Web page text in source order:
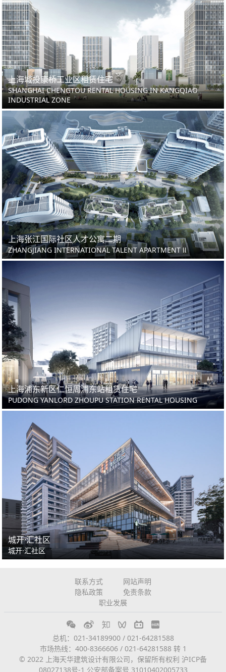
上海城投康桥工业区租赁住宅
SHANGHAI CHENGTOU RENTAL HOUSING IN KANGQIAO
INDUSTRIAL ZONE
上海张江国际社区人才公寓二期
ZHANGJIANG INTERNATIONAL TALENT APARTMENT Ⅱ
上海浦东新区仁恒周浦东站租赁住宅
PUDONG YANLORD ZHOUPU STATION RENTAL HOUSING
城开·汇社区
城开·汇社区
联系方式
网站声明
隐私政策
免责条款
职业发展
总机：021-34189900 / 021-64281588
市场热线：400-8366606 / 021-64281588 转 1
© 2022 上海天华建筑设计有限公司，保留所有权利 沪ICP备
08027138号-1 公安部备案号 31010402005733